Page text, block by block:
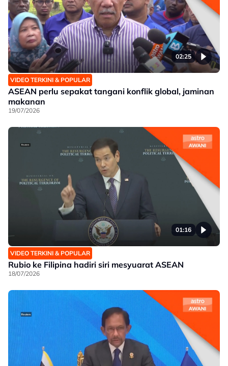
02:25
VIDEO TERKINI & POPULAR
ASEAN perlu sepakat tangani konflik global, jaminan
makanan
19/07/2026
01:16
VIDEO TERKINI & POPULAR
Rubio ke Filipina hadiri siri mesyuarat ASEAN
18/07/2026